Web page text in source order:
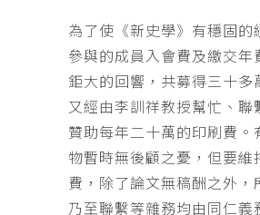
為了使《新史學》有穩固
參與的成員入會費及繳交
鉅大的回響，共募得三十
又經由李訓祥教授幫忙、
贊助每年二十萬的印刷費
物暫時無後顧之憂，但要
費，除了論文無稿酬之外
乃至聯繫等雜務均由同仁